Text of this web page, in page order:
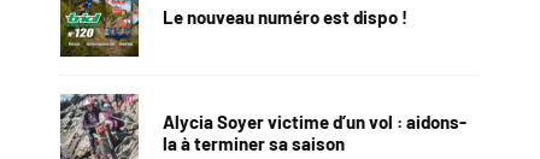
Le nouveau numéro est dispo !
Alycia Soyer victime d’un vol : aidons-
la à terminer sa saison